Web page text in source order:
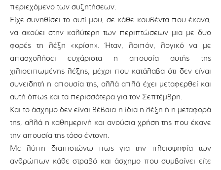
περιεχόμενο των συζητήσεων.
Είχε συνηθίσει το αυτί μου, σε κάθε κουβέντα που έκανα,
να ακούει στην καλύτερη των περιπτώσεων μια με δυο
φορές τη λέξη «κρίση». Ήταν, λοιπόν, λογικό να με
απασχολήσει ευχάριστα η απουσία αυτής της
χιλιοειπωμένης λέξης, μέχρι που κατάλαβα ότι δεν είναι
συνειδητή η απουσία της, αλλά απλά έχει μεταφερθεί και
αυτή όπως και τα περισσότερα για τον Σεπτέμβρη.
Και το άσχημο δεν είναι βέβαια η ίδια η λέξη ή η μεταφορά
της, αλλά η καθημερινή και ανούσια χρήση της που έκανε
την απουσία της τόσο έντονη.
Με λύπη διαπιστώνω πως για την πλειοψηφία των
ανθρώπων κάθε στραβό και άσχημο που συμβαίνει είτε